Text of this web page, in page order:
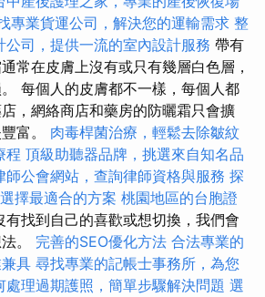
專業貨運公司，解決您的運輸需求 整
公司，提供一流的室內設計服務 帶有
常在皮膚上沒有或只有幾層白色層，
每個人的皮膚都不一樣，每個人都
，網絡商店和藥房的防曬霜只會擴
富。 肉毒桿菌治療，輕鬆去除皺紋
程 頂級助聽器品牌，挑選來自知名品
師公會網站，查詢律師資格與服務 探
擇最適合的方案 桃園地區的台胞證
有找到自己的喜歡或想切換，我們會
。 完善的SEO優化方法 合法專業的
具 尋找專業的記帳士事務所，為您
處理過期護照，簡單步驟解決問題 選